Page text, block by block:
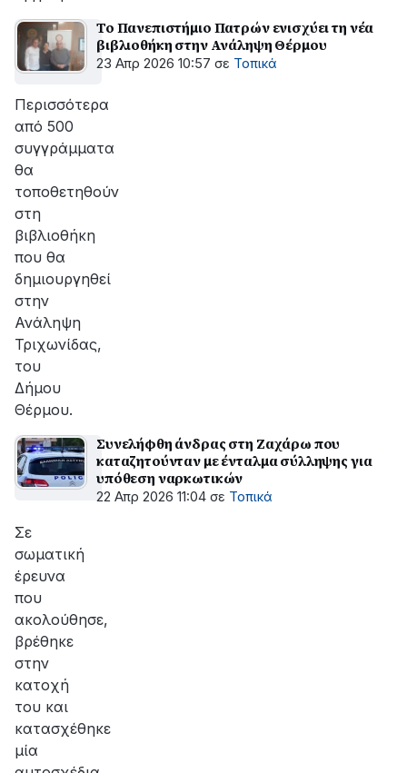
Το Πανεπιστήμιο Πατρών ενισχύει τη νέα
βιβλιοθήκη στην Ανάληψη Θέρμου
23 Απρ 2026 10:57 σε Τοπικά
Περισσότερα
από 500
συγγράμματα
θα
τοποθετηθούν
στη
βιβλιοθήκη
που θα
δημιουργηθεί
στην
Ανάληψη
Τριχωνίδας,
του
Δήμου
Θέρμου.
Συνελήφθη άνδρας στη Ζαχάρω που
καταζητούνταν με ένταλμα σύλληψης για
υπόθεση ναρκωτικών
22 Απρ 2026 11:04 σε Τοπικά
Σε
σωματική
έρευνα
που
ακολούθησε,
βρέθηκε
στην
κατοχή
του και
κατασχέθηκε
μία